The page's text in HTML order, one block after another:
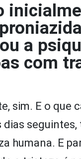
a
com
sim. E o que
humana. E